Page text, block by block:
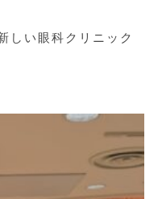
しい眼科クリニック